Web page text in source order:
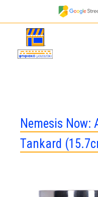
Nemesis Now:
Tankard